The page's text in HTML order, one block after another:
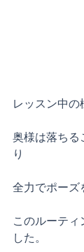
レッスン中の
奥様は落ちる
り
全力でポーズ
このルーティ
した。